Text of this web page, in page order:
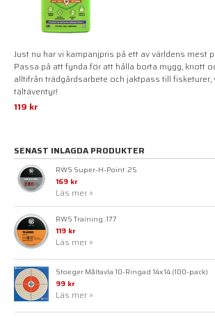
Just nu har vi kampanjpris på ett av världens mest
Passa på att fynda för att hålla borta mygg, knott
alltifrån trädgårdsarbete och jaktpass till fisketurer,
tältäventyr!
119 kr
SENAST INLAGDA PRODUKTER
RWS Super-H-Point .25
169 kr
Läs mer »
RWS Training .177
119 kr
Läs mer »
Stoeger Måltavla 10-Ringad 14x14 (100-pack)
99 kr
Läs mer »